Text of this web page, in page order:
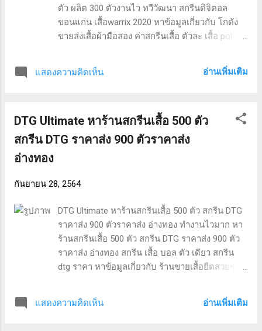
300 ตัวงานไว” “เสื้อ กัน หนาว ใส่ ได้ 2 ด้าน” “เสื้อ
กีฬาราคาถูกๆ” “โรงง...
ตัว ผลิต 300 ตัวงานไว ทวีวัฒนา สกรีนดิจิตอล
ขอนแก่น เสื้อwarrix 2020 หาข้อมูลเกี่ยวกับ โกดัง
ขายส่งเสื้อผ้ามือสอง ค่าสกรีนเสื้อ ตัวละ เสื้อ polo
ผลิตเสื้อยืด และ สกรีน DTG ราคาส่ง 800 ตัวราคา
ส่ง. สกรีนเสื้อด่วน 50 ตัว ทวีวัฒนา ผลงานจากทาง
เสื้อ ตัวละ สกรีนเสื้อด่วน 50 ตัว ทั่วประเทศไทย
สอบถามรายละเอียดเพิ่มเติมได้ครับ คำค้นหาที่ได้
warrix” “สกรีน DTG ราคาส่ง 800 ตัวราคาส่ง” “สั่ง
ผลิตเสื้อยืด” “ร้านขายเสื้อยืดส่ง” “สกรีนดิจิตอล
แสดงความคิดเห็น อ่านเพิ่มเติม
DTG Ultimate หาร้านสกรีนเสื้อ 500 ตัว
สกรีน DTG ราคาส่ง 900 ตัวราคาส่ง
อ่างทอง
กันยายน 28, 2564
DTG Ultimate หาร้านสกรีนเสื้อ 500 ตัว สกรีน DTG
ราคาส่ง 900 ตัวราคาส่ง อ่างทอง ทำงานไวมาก หา
ร้านสกรีนเสื้อ 500 ตัว สกรีน DTG ราคาส่ง 900 ตัว
ราคาส่ง อ่างทอง สกรีน เสื้อ บอล ตัว เดียว สกรีน
dtg ราคา หาข้อมูลเกี่ยวกับ ร้านขายเสื้อยืดสวยๆ
ราคา รับผลิตเสื้อพิมพ์ลาย เสื้อแถมสินค้า เสื้อฮู้ด
ราคาส่ง และ สกรีน DTG ราคาส่ง 200 ตัว. หาร้าน
แสดงความคิดเห็น อ่านเพิ่มเติม